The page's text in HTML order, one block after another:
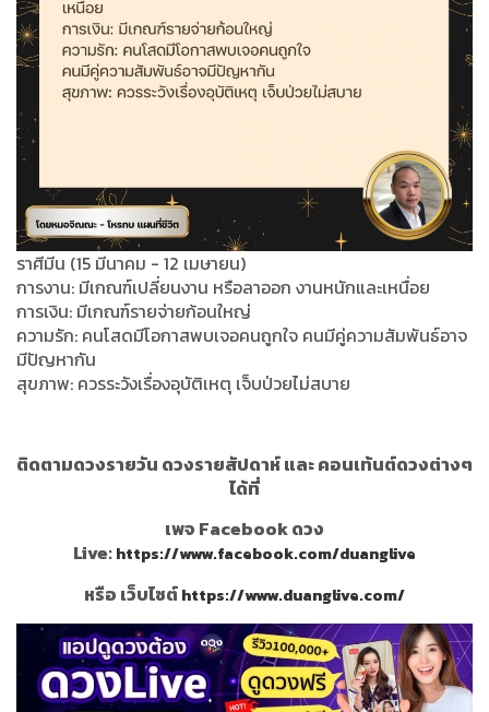
ราศีมีน (15 มีนาคม - 12 เมษายน)
การงาน: มีเกณฑ์เปลี่ยนงาน หรือลาออก งานหนักและเหนื่อย
การเงิน: มีเกณฑ์รายจ่ายก้อนใหญ่
ความรัก: คนโสดมีโอกาสพบเจอคนถูกใจ คนมีคู่ความสัมพันธ์อาจ
มีปัญหากัน
สุขภาพ: ควรระวังเรื่องอุบัติเหตุ เจ็บป่วยไม่สบาย
ติดตามดวงรายวัน ดวงรายสัปดาห์ และ คอนเท้นต์ดวงต่างๆ
ได้ที่
เพจ Facebook ดวง
Live:https://www.facebook.com/duanglive
หรือ เว็บไซต์https://www.duanglive.com/